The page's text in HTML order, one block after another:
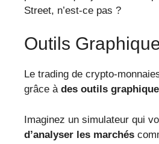
Street, n’est-ce pas ?
Outils
Le trading de crypto-
grâce à des outils
Imaginez un simulateur qui
d’analyser les marchés